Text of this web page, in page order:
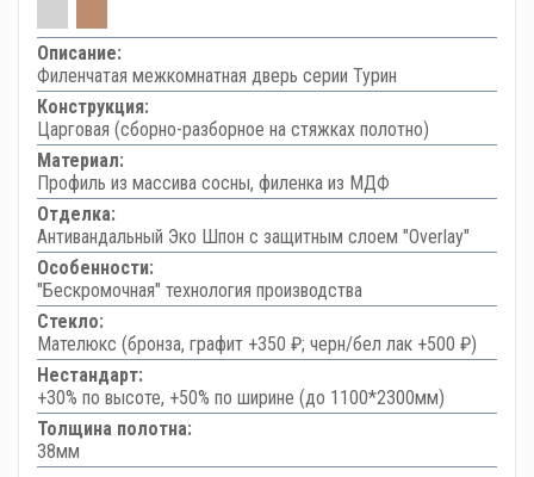
Описание:
Филенчатая межкомнатная дверь серии Турин
Конструкция:
Царговая (сборно-разборное на стяжках полотно)
Материал:
Профиль из массива сосны, филенка из МДФ
Отделка:
Антивандальный Эко Шпон с защитным слоем "Overlay"
Особенности:
"Бескромочная" технология производства
Стекло:
Мателюкс (бронза, графит +350 ₽; черн/бел лак +500 ₽)
Нестандарт:
+30% по высоте, +50% по ширине (до 1100*2300мм)
Толщина полотна:
38мм